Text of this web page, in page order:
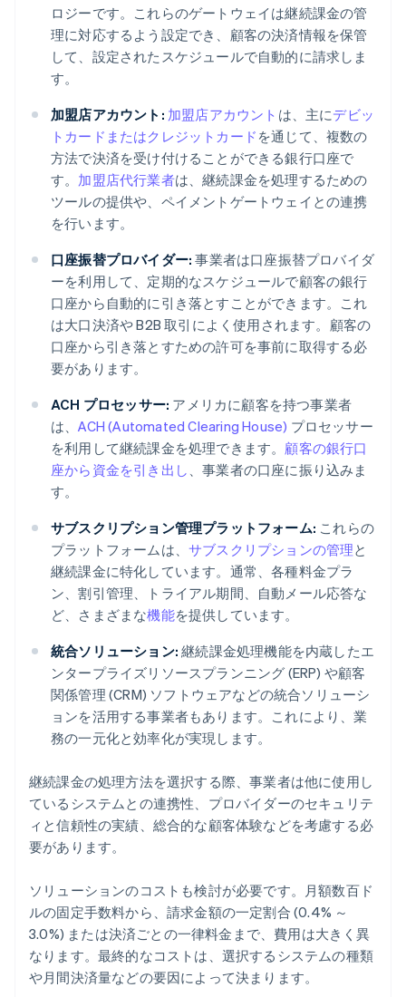
ロジーです。これらのゲートウェイは継続課金の管
理に対応するよう設定でき、顧客の決済情報を保管
して、設定されたスケジュールで自動的に請求しま
す。
加盟店アカウント: 加盟店アカウント は、主にデビッ
トカードまたはクレジットカード を通じて、複数の
方法で決済を受け付けることができる銀行口座で
す。 加盟店代行業者は、継続課金を処理するための
ツールの提供や、ペイメントゲートウェイとの連携
を行います。
口座振替プロバイダー: 事業者は口座振替プロバイダ
ーを利用して、定期的なスケジュールで顧客の銀行
口座から自動的に引き落とすことができます。これ
は大口決済や B2B 取引によく使用されます。顧客の
口座から引き落とすための許可を事前に取得する必
要があります。
ACH プロセッサー: アメリカに顧客を持つ事業者
は、ACH (Automated Clearing House) プロセッサー
を利用して継続課金を処理できます。 顧客の銀行口
座から資金を引き出し 、事業者の口座に振り込みま
す。
サブスクリプション管理プラットフォーム: これらの
プラットフォームは、 サブスクリプションの管理と
継続課金に特化しています。通常、各種料金プラ
ン、割引管理、トライアル期間、自動メール応答な
ど、さまざまな機能を提供しています。
統合ソリューション: 継続課金処理機能を内蔵したエ
ンタープライズリソースプランニング (ERP) や顧客
関係管理 (CRM) ソフトウェアなどの統合ソリューシ
ョンを活用する事業者もあります。これにより、業
務の一元化と効率化が実現します。
継続課金の処理方法を選択する際、事業者は他に使用し
ているシステムとの連携性、プロバイダーのセキュリテ
ィと信頼性の実績、総合的な顧客体験などを考慮する必
要があります。
ソリューションのコストも検討が必要です。月額数百ド
ルの固定手数料から、請求金額の一定割合 (0.4% ～
3.0%) または決済ごとの一律料金まで、費用は大きく異
なります。最終的なコストは、選択するシステムの種類
や月間決済量などの要因によって決まります。